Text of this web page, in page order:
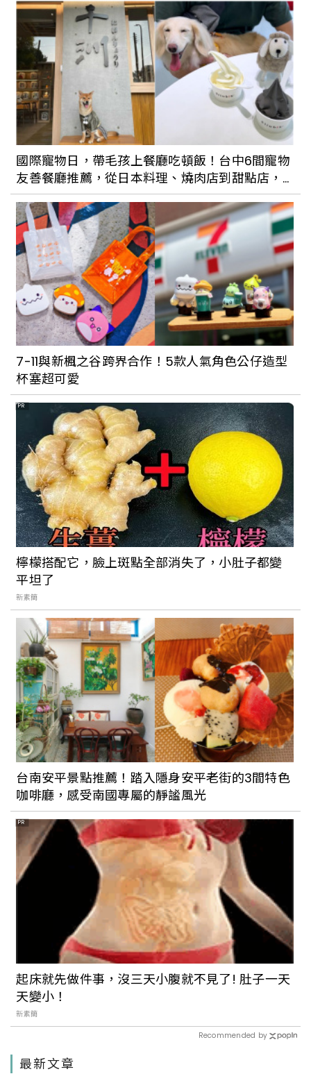
藍眼淚季節到來！到馬祖莒光享受歲月靜
好，過上羨煞旁人的離離離島隱居生活
第二屆馬祖國際藝術島開展！從返鄉視角
展現戰地文化與生活光景
傳承數代的馬祖傳統早餐！繼光餅、鼎邊
糊、𧋘餅、老酒麵線⋯⋯這些限定美食你吃
過嗎？
國際寵物日，帶毛孩上餐廳吃頓飯！台中6間寵物
友善餐廳推薦，從日本料理、燒肉店到甜點店，
美味就是要跟毛孩一起共享
7-11與新楓之谷跨界合作！5款人氣角色公仔造型
杯塞超可愛
PR
檸檬搭配它，臉上斑點全部消失了，小肚子都變
平坦了
新素簡
台南安平景點推薦！踏入隱身安平老街的3間特色
咖啡廳，感受南國專屬的靜謐風光
PR
起床就先做件事，沒三天小腹就不見了! 肚子一天
天變小！
新素簡
Recommended by
最新文章